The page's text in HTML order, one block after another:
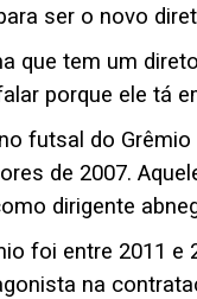
ser o novo
que tem um
porque ele tá
futsal do
de 2007.
dirigente
foi entre 2011 e
na